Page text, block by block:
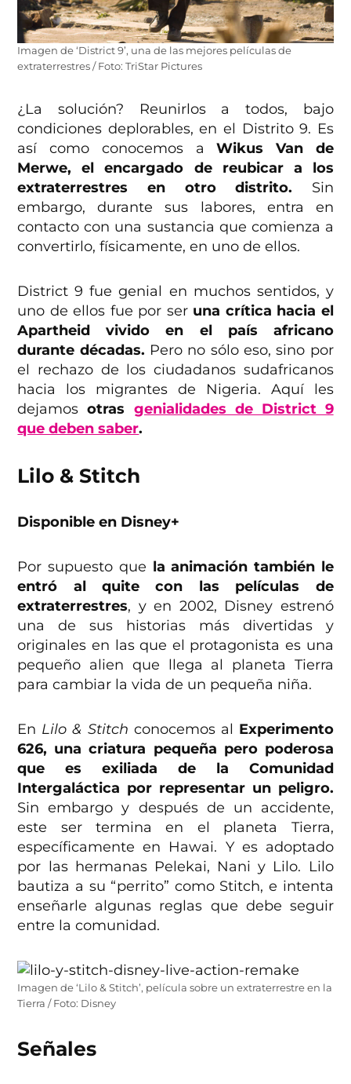
Imagen de ‘District 9’, una de las mejores películas de
extraterrestres / Foto: TriStar Pictures
¿La solución? Reunirlos a todos, bajo
condiciones deplorables, en el Distrito 9. Es
así como conocemos aWikus Van de
Merwe, el encargado de reubicar a los
extraterrestres en otro distrito. Sin
embargo, durante sus labores, entra en
contacto con una sustancia que comienza a
convertirlo, físicamente, en uno de ellos.
District 9 fue genial en muchos sentidos, y
uno de ellos fue por ser una crítica hacia el
Apartheid vivido en el país africano
durante décadas. Pero no sólo eso, sino por
el rechazo de los ciudadanos sudafricanos
hacia los migrantes de Nigeria. Aquí les
dejamosotras genialidades de District 9
que deben saber.
Lilo & Stitch
Disponible en Disney+
Por supuesto que la animación también le
entró al quite con las películas de
extraterrestres, y en 2002, Disney estrenó
una de sus historias más divertidas y
originales en las que el protagonista es una
pequeño alien que llega al planeta Tierra
para cambiar la vida de un pequeña niña.
En Lilo & Stitch conocemos al Experimento
626, una criatura pequeña pero poderosa
que es exiliada de la Comunidad
Intergaláctica por representar un peligro.
Sin embargo y después de un accidente,
este ser termina en el planeta Tierra,
específicamente en Hawai. Y es adoptado
por las hermanas Pelekai, Nani y Lilo. Lilo
bautiza a su “perrito” como Stitch, e intenta
enseñarle algunas reglas que debe seguir
entre la comunidad.
Imagen de ‘Lilo & Stitch’, película sobre un extraterrestre en la
Tierra / Foto: Disney
Señales